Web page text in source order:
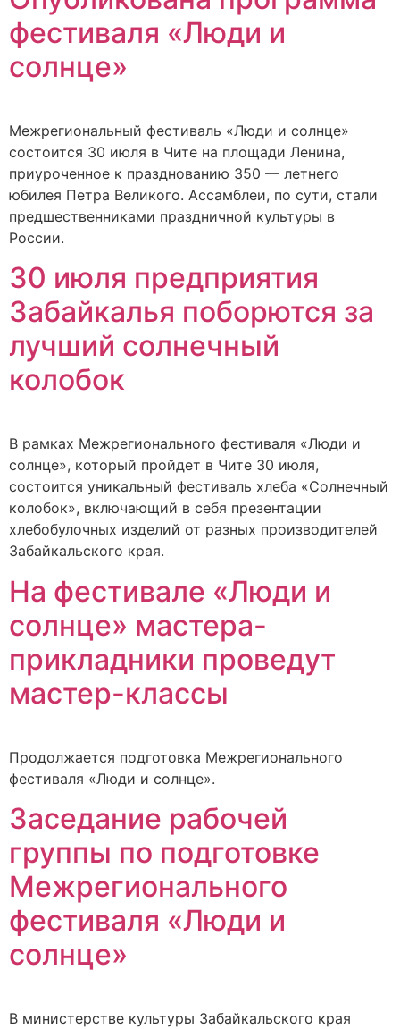
фестиваля «Люди и
солнце»
Межрегиональный фестиваль «Люди и солнце»
состоится 30 июля в Чите на площади Ленина,
приуроченное к празднованию 350 — летнего
юбилея Петра Великого. Ассамблеи, по сути, стали
предшественниками праздничной культуры в
России.
30 июля предприятия
Забайкалья поборются за
лучший солнечный
колобок
В рамках Межрегионального фестиваля «Люди и
солнце», который пройдет в Чите 30 июля,
состоится уникальный фестиваль хлеба «Солнечный
колобок», включающий в себя презентации
хлебобулочных изделий от разных производителей
Забайкальского края.
На фестивале «Люди и
солнце» мастера-
прикладники проведут
мастер-классы
Продолжается подготовка Межрегионального
фестиваля «Люди и солнце».
Заседание рабочей
группы по подготовке
Межрегионального
фестиваля «Люди и
солнце»
В министерстве культуры Забайкальского края